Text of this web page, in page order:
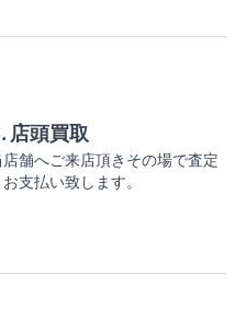
店頭買取
店舗へご来店頂きその場で査定
お支払い致します。